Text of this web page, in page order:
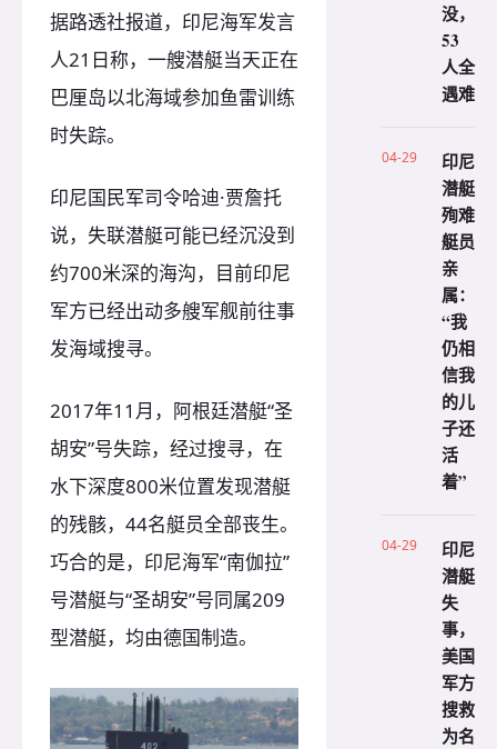
据路透社报道，印尼海军发言
人21日称，一艘潜艇当天正在
巴厘岛以北海域参加鱼雷训练
时失踪。
印尼国民军司令哈迪·贾詹托
说，失联潜艇可能已经沉没到
约700米深的海沟，目前印尼
军方已经出动多艘军舰前往事
发海域搜寻。
2017年11月，阿根廷潜艇“圣
胡安”号失踪，经过搜寻，在
水下深度800米位置发现潜艇
的残骸，44名艇员全部丧生。
巧合的是，印尼海军“南伽拉”
号潜艇与“圣胡安”号同属209
型潜艇，均由德国制造。
没，
53
人全
遇难
04-29
印尼
潜艇
殉难
艇员
亲
属：
“我
仍相
信我
的儿
子还
活
着”
04-29
印尼
潜艇
失
事，
美国
军方
搜救
为名